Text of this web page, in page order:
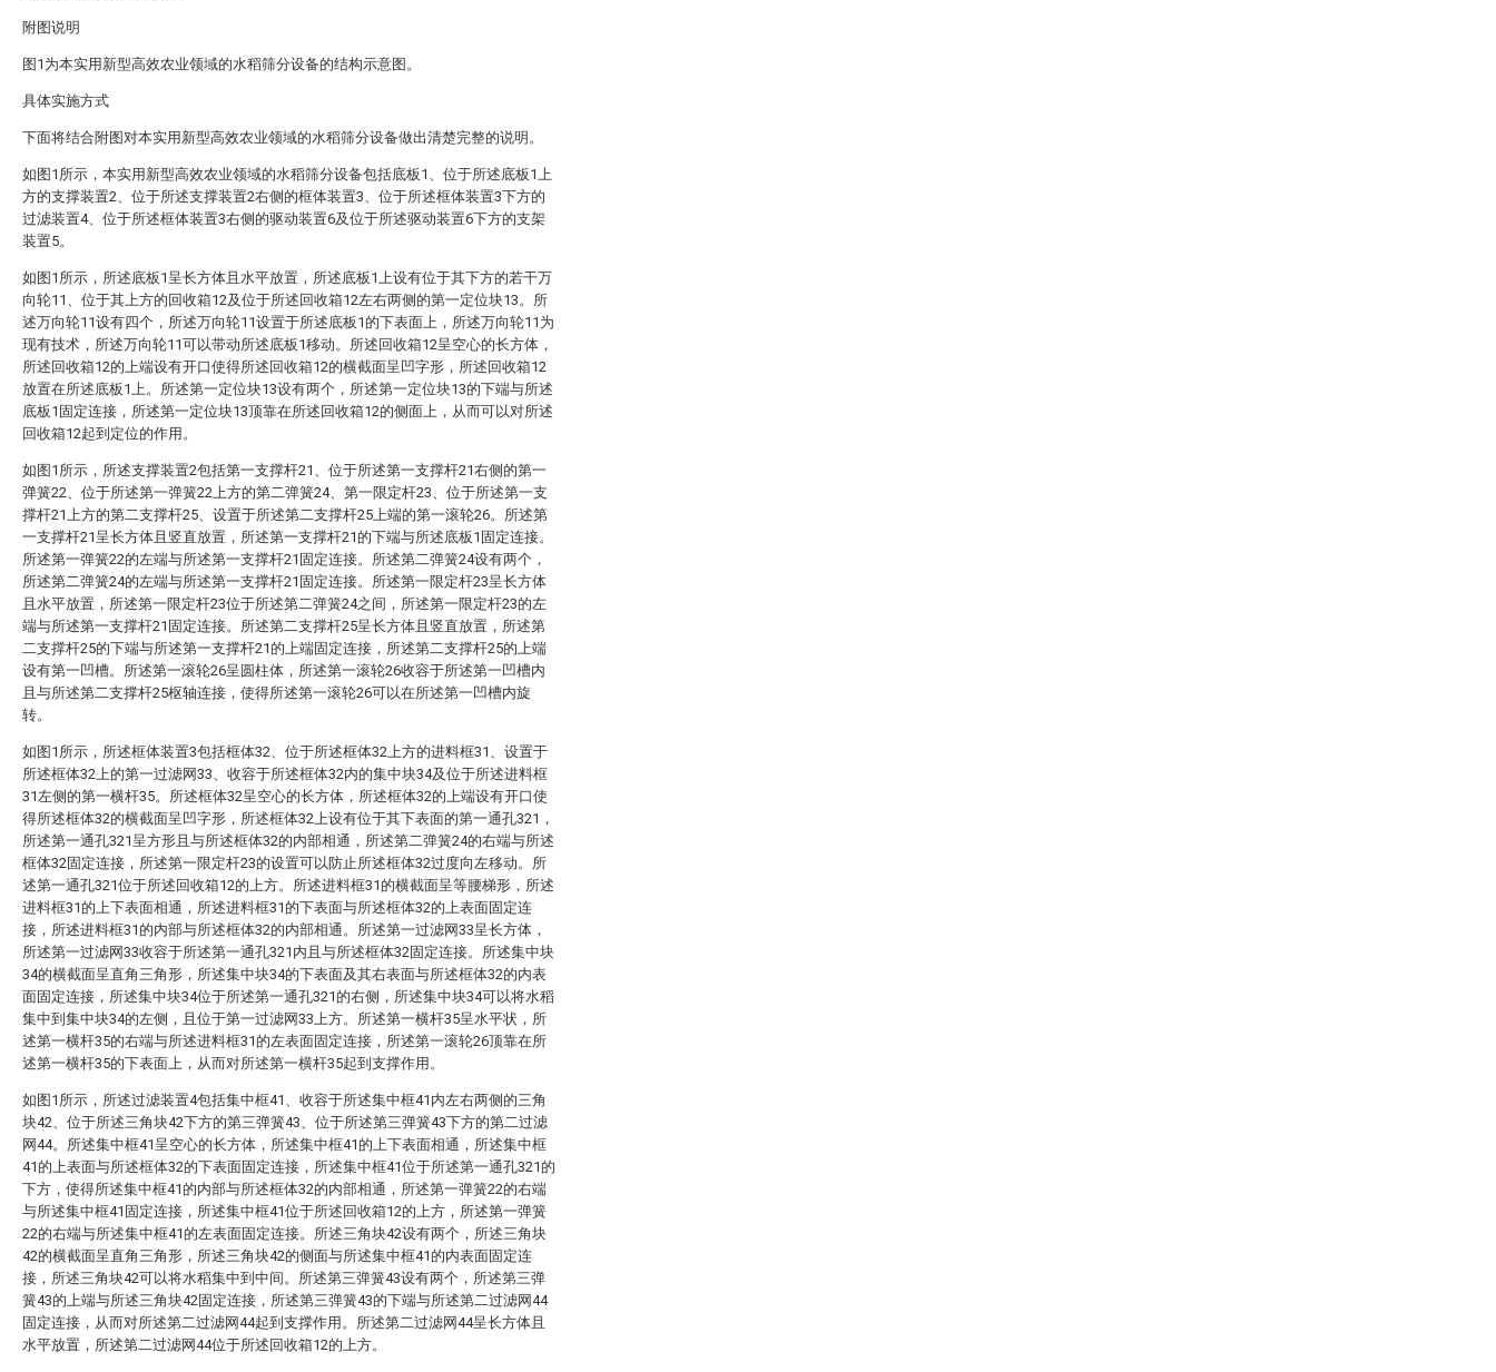
附图说明
图1为本实用新型高效农业领域的水稻筛分设备的结构示意图。
具体实施方式
下面将结合附图对本实用新型高效农业领域的水稻筛分设备做出清楚完整的说明。
如图1所示，本实用新型高效农业领域的水稻筛分设备包括底板1、位于所述底板1上
方的支撑装置2、位于所述支撑装置2右侧的框体装置3、位于所述框体装置3下方的
过滤装置4、位于所述框体装置3右侧的驱动装置6及位于所述驱动装置6下方的支架
装置5。
如图1所示，所述底板1呈长方体且水平放置，所述底板1上设有位于其下方的若干万
向轮11、位于其上方的回收箱12及位于所述回收箱12左右两侧的第一定位块13。所
述万向轮11设有四个，所述万向轮11设置于所述底板1的下表面上，所述万向轮11为
现有技术，所述万向轮11可以带动所述底板1移动。所述回收箱12呈空心的长方体，
所述回收箱12的上端设有开口使得所述回收箱12的横截面呈凹字形，所述回收箱12
放置在所述底板1上。所述第一定位块13设有两个，所述第一定位块13的下端与所述
底板1固定连接，所述第一定位块13顶靠在所述回收箱12的侧面上，从而可以对所述
回收箱12起到定位的作用。
如图1所示，所述支撑装置2包括第一支撑杆21、位于所述第一支撑杆21右侧的第一
弹簧22、位于所述第一弹簧22上方的第二弹簧24、第一限定杆23、位于所述第一支
撑杆21上方的第二支撑杆25、设置于所述第二支撑杆25上端的第一滚轮26。所述第
一支撑杆21呈长方体且竖直放置，所述第一支撑杆21的下端与所述底板1固定连接。
所述第一弹簧22的左端与所述第一支撑杆21固定连接。所述第二弹簧24设有两个，
所述第二弹簧24的左端与所述第一支撑杆21固定连接。所述第一限定杆23呈长方体
且水平放置，所述第一限定杆23位于所述第二弹簧24之间，所述第一限定杆23的左
端与所述第一支撑杆21固定连接。所述第二支撑杆25呈长方体且竖直放置，所述第
二支撑杆25的下端与所述第一支撑杆21的上端固定连接，所述第二支撑杆25的上端
设有第一凹槽。所述第一滚轮26呈圆柱体，所述第一滚轮26收容于所述第一凹槽内
且与所述第二支撑杆25枢轴连接，使得所述第一滚轮26可以在所述第一凹槽内旋
转。
如图1所示，所述框体装置3包括框体32、位于所述框体32上方的进料框31、设置于
所述框体32上的第一过滤网33、收容于所述框体32内的集中块34及位于所述进料框
31左侧的第一横杆35。所述框体32呈空心的长方体，所述框体32的上端设有开口使
得所述框体32的横截面呈凹字形，所述框体32上设有位于其下表面的第一通孔321，
所述第一通孔321呈方形且与所述框体32的内部相通，所述第二弹簧24的右端与所述
框体32固定连接，所述第一限定杆23的设置可以防止所述框体32过度向左移动。所
述第一通孔321位于所述回收箱12的上方。所述进料框31的横截面呈等腰梯形，所述
进料框31的上下表面相通，所述进料框31的下表面与所述框体32的上表面固定连
接，所述进料框31的内部与所述框体32的内部相通。所述第一过滤网33呈长方体，
所述第一过滤网33收容于所述第一通孔321内且与所述框体32固定连接。所述集中块
34的横截面呈直角三角形，所述集中块34的下表面及其右表面与所述框体32的内表
面固定连接，所述集中块34位于所述第一通孔321的右侧，所述集中块34可以将水稻
集中到集中块34的左侧，且位于第一过滤网33上方。所述第一横杆35呈水平状，所
述第一横杆35的右端与所述进料框31的左表面固定连接，所述第一滚轮26顶靠在所
述第一横杆35的下表面上，从而对所述第一横杆35起到支撑作用。
如图1所示，所述过滤装置4包括集中框41、收容于所述集中框41内左右两侧的三角
块42、位于所述三角块42下方的第三弹簧43、位于所述第三弹簧43下方的第二过滤
网44。所述集中框41呈空心的长方体，所述集中框41的上下表面相通，所述集中框
41的上表面与所述框体32的下表面固定连接，所述集中框41位于所述第一通孔321的
下方，使得所述集中框41的内部与所述框体32的内部相通，所述第一弹簧22的右端
与所述集中框41固定连接，所述集中框41位于所述回收箱12的上方，所述第一弹簧
22的右端与所述集中框41的左表面固定连接。所述三角块42设有两个，所述三角块
42的横截面呈直角三角形，所述三角块42的侧面与所述集中框41的内表面固定连
接，所述三角块42可以将水稻集中到中间。所述第三弹簧43设有两个，所述第三弹
簧43的上端与所述三角块42固定连接，所述第三弹簧43的下端与所述第二过滤网44
固定连接，从而对所述第二过滤网44起到支撑作用。所述第二过滤网44呈长方体且
水平放置，所述第二过滤网44位于所述回收箱12的上方。